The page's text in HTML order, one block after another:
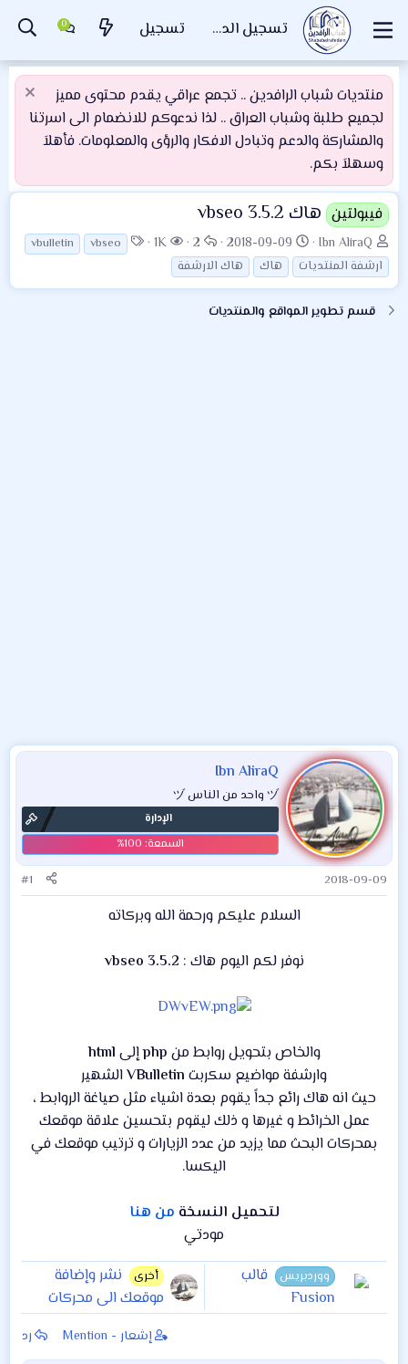
تسجيل الدخول تسجيل
منتديات شباب الرافدين .. تجمع عراقي يقدم محتوى مميز
لجميع طلبة وشباب العراق .. لذا ندعوكم للانضمام الى اسرتنا
والمشاركة والدعم وتبادل الافكار والرؤى والمعلومات. فأهلاَ
وسهلاَ بكم.
فيبولتين هاك vbseo 3.5.2
ب
ا
د
ئ
Ibn AliraQ
ت
ا
ر
خ
2018-09-09
ا
ل
ر
2
ا1K
ا vbseo
vbulletin
ارشفة المنتديات
هاك هاك الارشفة
قسم تطوير المواقع والمنتديات
Ibn AliraQ
ヅ واحد من الناس ヅ
الإدارة
2018-09-09
#1
السلام عليكم ورحمة الله وبركاته
نوفر لكم اليوم هاك : vbseo 3.5.2
والخاص بتحويل روابط من phpإلى html
وارشفة مواضيع سكربت VBulletinالشهير
حيث انه هاك رائع جداً يقوم بعدة اشياء مثل صياغة الروابط ،
عمل الخرائط و غيرها و ذلك ليقوم بتحسين علاقة موقعك
بمحركات البحث مما يزيد من عدد الزيارات و ترتيب موقعك في
اليكسا.
لتحميل النسخة من هنا
مودتي​
ووردبريس
قالب
Fusion
أخرى
نشر وإضافة
موقعك الى محركات
البحث Bing , Yahoo ,
Google
إشعار - Mention رد